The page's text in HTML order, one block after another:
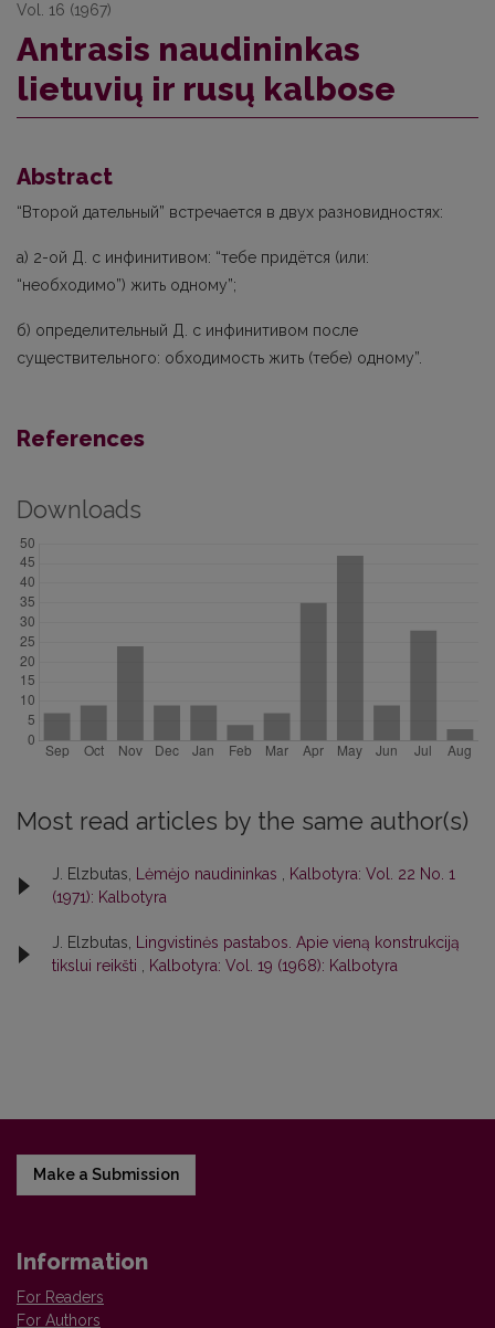
Vol. 16 (1967)
Antrasis naudininkas
lietuvių ir rusų kalbose
Abstract
“Второй дательный” встречается в двух разновидностях:
а) 2-ой Д. с инфинитивом: “тебе придётся (или:
“необходимо”) жить одному”;
б) определительный Д. с инфинитивом после
существительногo: обходимость жить (тебе) одному”.
References
Downloads
Most read articles by the same author(s)
J. Elzbutas, Lėmėjo naudininkas
Kalbotyra: Vol. 22 No. 1
(1971): Kalbotyra
J. Elzbutas,
Lingvistinės pastabos. Apie vieną konstrukciją
tikslui reikšti
Kalbotyra: Vol. 19 (1968): Kalbotyra
Make a Submission
Information
For Readers
For Authors